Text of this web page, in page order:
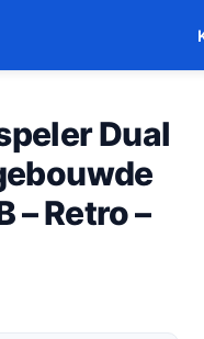
Dual
– Retro –